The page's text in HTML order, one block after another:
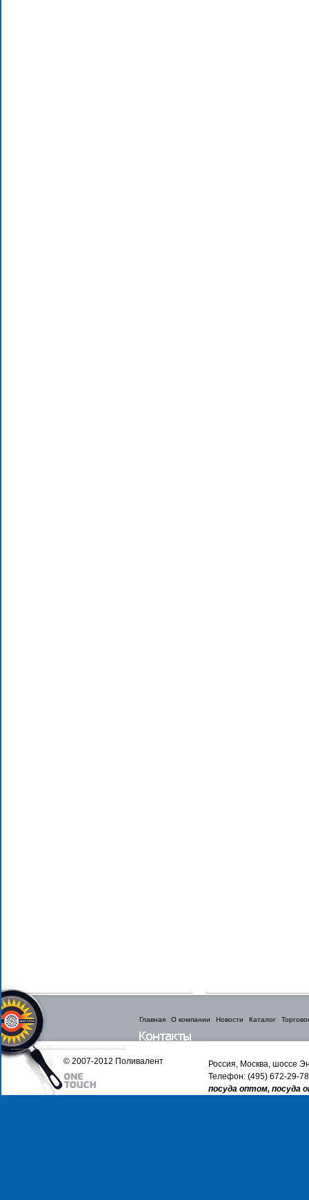
Главная О компании Новости Каталог
Россия, Москва, шоссе
Телефон: (495) 672-29-
посуда оптом, посуда
© 2007-2012 Поливалент